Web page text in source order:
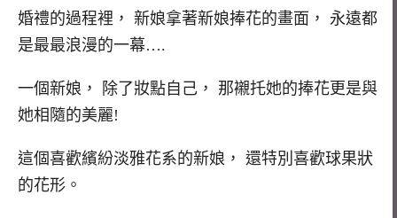
婚禮的過程裡， 新娘拿著新娘捧花的畫面， 永遠都
是最最浪漫的一幕….
一個新娘， 除了妝點自己， 那襯托她的捧花更是與
她相隨的美麗!
這個喜歡繽紛淡雅花系的新娘， 還特別喜歡球果狀
的花形。